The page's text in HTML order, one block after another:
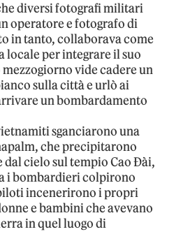
diversi fotografi militari
operatore e fotografo di
in tanto, collaborava come
locale per integrare il suo
vide cadere un
sulla città e urlò ai
un bombardamento
sganciarono una
che precipitarono
cielo sul tempio Cao Đài,
i bombardieri colpirono
incenerirono i propri
e bambini che avevano
in quel luogo di